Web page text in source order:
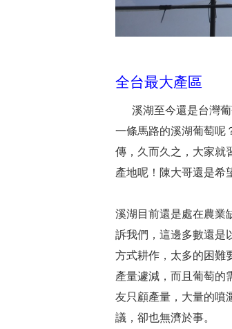
全台最大產區
溪湖至今還是台灣
一條馬路的溪湖葡萄呢
傳，久而久之，大家就
產地呢！陳大哥還是希
溪湖目前還是處在農業
訴我們，這邊多數還是
方式耕作，太多的困難
產量遽減，而且葡萄的
友只顧產量，大量的噴
議，卻也無濟於事。